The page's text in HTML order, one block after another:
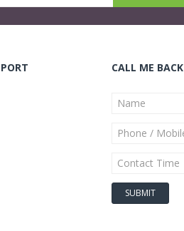
CALL ME BACK